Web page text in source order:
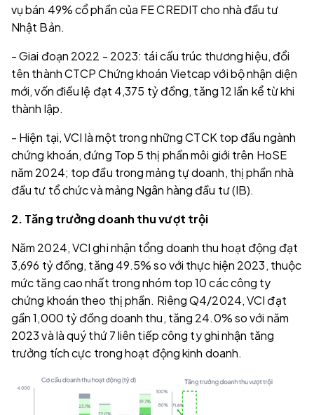
vụ bán 49% cổ phần của FE CREDIT cho nhà đầu tư
Nhật Bản.
- Giai đoạn 2022 - 2023: tái cấu trúc thương hiệu, đổi
tên thành CTCP Chứng khoán Vietcap với bộ nhận diện
mới, vốn điều lệ đạt 4,375 tỷ đồng, tăng 12 lần kể từ khi
thành lập.
- Hiện tại, VCI là một trong những CTCK top đầu ngành
chứng khoán, đứng Top 5 thị phần môi giới trên HoSE
năm 2024; top đầu trong mảng tự doanh, thị phần nhà
đầu tư tổ chức và mảng Ngân hàng đầu tư (IB).
2. Tăng trưởng doanh thu vượt trội
Năm 2024, VCI ghi nhận tổng doanh thu hoạt động đạt
3,696 tỷ đồng, tăng 49.5% so với thực hiện 2023, thuộc
mức tăng cao nhất trong nhóm top 10 các công ty
chứng khoán theo thị phần. Riêng Q4/2024, VCI đạt
gần 1,000 tỷ đồng doanh thu, tăng 24.0% so với năm
2023 và là quý thứ 7 liên tiếp công ty ghi nhận tăng
trưởng tích cực trong hoạt động kinh doanh.